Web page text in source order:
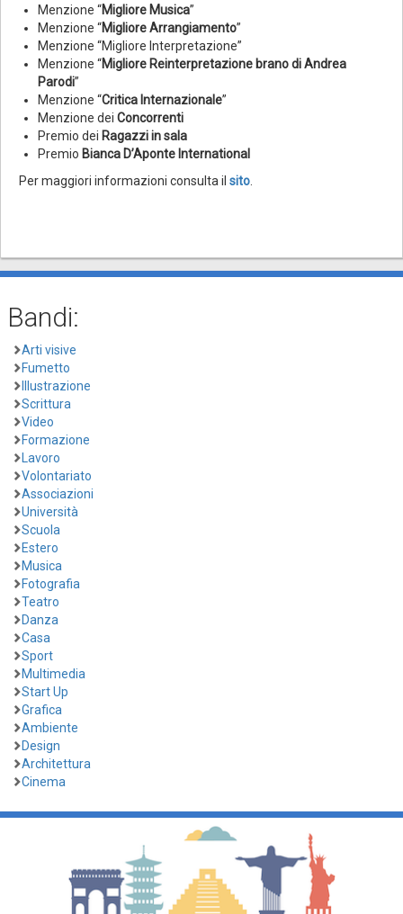
Menzione “Migliore Musica”
Menzione “Migliore Arrangiamento”
Menzione “Migliore Interpretazione”
Menzione “Migliore Reinterpretazione brano di Andrea
Parodi”
Menzione “Critica Internazionale”
Menzione dei Concorrenti
Premio dei Ragazzi in sala
Premio Bianca D’Aponte International
Per maggiori informazioni consulta il sito
Bandi:
Arti visive
Fumetto
Illustrazione
Scrittura
Video
Formazione
Lavoro
Volontariato
Associazioni
Università
Scuola
Estero
Musica
Fotografia
Teatro
Danza
Casa
Sport
Multimedia
Start Up
Grafica
Ambiente
Design
Architettura
Cinema